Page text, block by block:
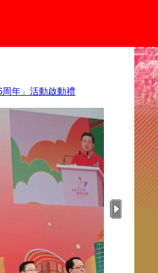
年」活動啟動禮